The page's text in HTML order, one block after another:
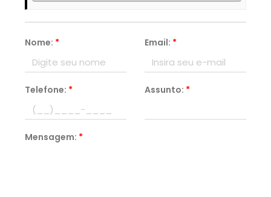
Nome: * Email: *
Telefone: * Assunto: *
Mensagem: *